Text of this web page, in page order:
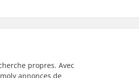
propres. Avec
annonces de